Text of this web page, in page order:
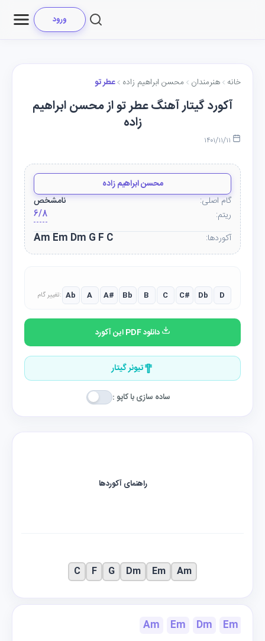
ورود
خانه هنرمندان محسن ابراهیم زاده عطر تو
آکورد گیتار آهنگ عطر تو از محسن ابراهیم
زاده
محسن ابراهیم زاده
گام اصلی:
نامشخص
ریتم:
6/8
آکوردها:
Am Em Dm G F C
تغییر گام: Ab A A# Bb B C C# Db D
دانلود PDF این آکورد
تیونر گیتار
ساده سازی با کاپو :
Am Em Dm
Em
راهنمای آکوردها
Am
Em
Dm
G
F
C